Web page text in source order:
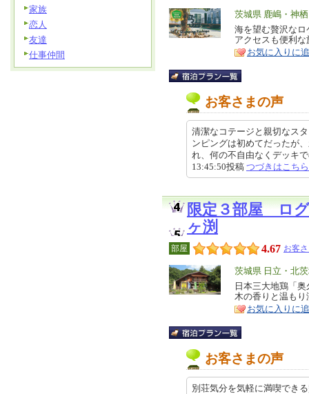
エ
リ
ア
茨城県 鹿嶋・神
特
徴
海を望む贅沢な
アクセスも便利な
お気に入りに
お客さまの声
清潔なコテージと親切なス
ンピングは初めてだったが
れ、何の不自由なくデッキ
13:45:50投稿 つづきはこちら
限定３部屋 ロ
ヶ渕
部屋 4.67 お客
エ
リ
ア
茨城県 日立・北
特
徴
日本三大地鶏「
木の香りと温も
お気に入りに
お客さまの声
別荘気分を気軽に満喫でき
家族
恋人
友達
仕事仲間